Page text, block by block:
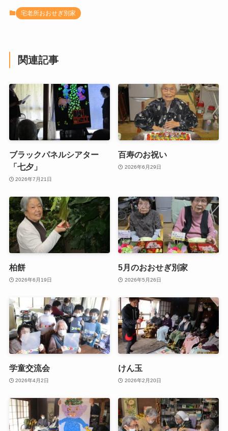
宅老所おおせぎ別家
関連記事
ブラックパネルシアター
「七夕」
2026年7月21日
百寿のお祝い
2026年6月29日
柏餅
2026年6月19日
5月のおおせぎ別家
2026年5月26日
学童交流会
2026年4月2日
けん玉
2026年2月20日